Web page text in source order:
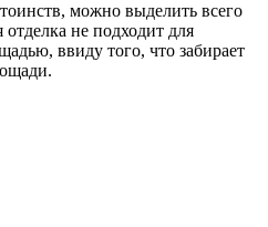
можно выделить всего
не подходит для
ввиду того, что забирает